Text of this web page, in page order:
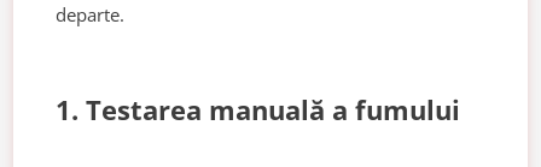
departe.
1. Testarea manuală a fumului